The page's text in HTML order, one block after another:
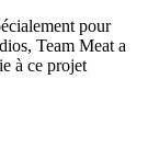
pour
Team Meat a
à ce projet